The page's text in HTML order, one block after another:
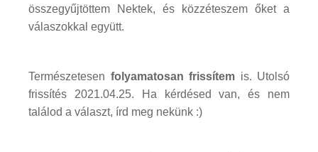
összegyűjtöttem Nektek, és közzéteszem őket a
válaszokkal együtt.
Természetesen folyamatosan frissítem is. Utolsó
frissítés 2021.04.25. Ha kérdésed van, és nem
találod a választ, írd meg nekünk :)